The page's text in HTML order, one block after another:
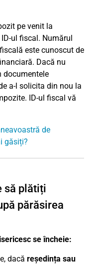
pe venit la
ul fiscal. Numărul
este cunoscut de
Dacă nu
documentele
a-l solicita din nou la
ID-ul fiscal vă
de
găsiți?
să plătiți
părăsirea
se încheie:
dacă reședința sau